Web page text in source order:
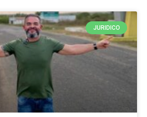
JURIDICO